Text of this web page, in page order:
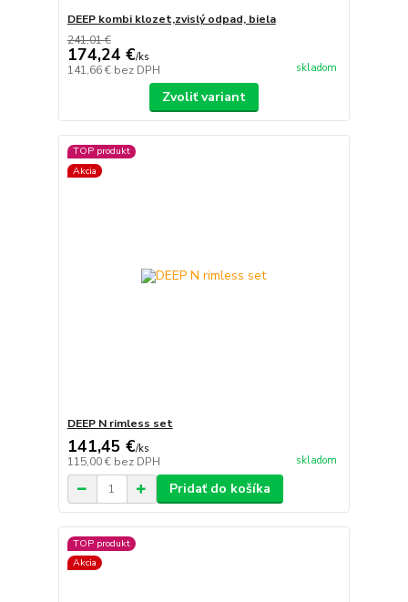
DEEP kombi klozet,zvislý odpad, biela
241,01 €
174,24 €/ks
141,66 € bez DPH skladom
Zvoliť variant
TOP produkt
Akcia
DEEP N rimless set
141,45 €/ks
115,00 € bez DPH skladom
Pridať do košíka
TOP produkt
Akcia